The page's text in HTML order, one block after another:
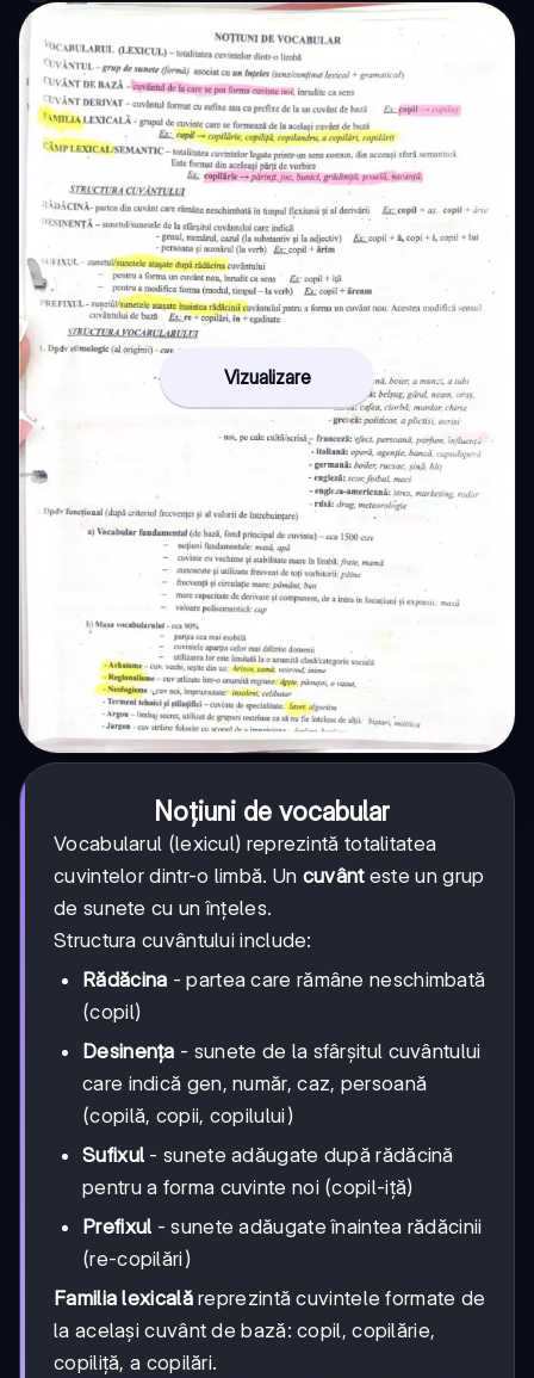
Vizualizare
Noțiuni de vocabular
Vocabularul (lexicul) reprezintă totalitatea
cuvintelor dintr-o limbă. Un cuvânteste un grup
de sunete cu un înțeles.
Structura cuvântului include:
Rădăcina - partea care rămâne neschimbată
(copil)
Desinența - sunete de la sfârșitul cuvântului
care indică gen, număr, caz, persoană
(copilă, copii, copilului)
Sufixul - sunete adăugate după rădăcină
pentru a forma cuvinte noi (copil-iță)
Prefixul - sunete adăugate înaintea rădăcinii
(re-copilări)
Familia lexicalăreprezintă cuvintele formate de
la același cuvânt de bază: copil, copilărie,
copiliță, a copilări.